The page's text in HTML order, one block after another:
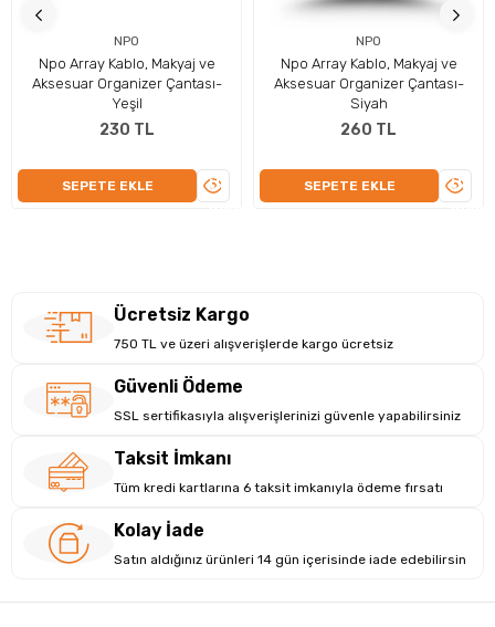
Su itici özelliği sayesinde teknolojik cihazlarınız
dahil bütün eşyalarınızı güvenle korur.
·Darbelere karşı koruyucu iç yüzeyi ile eşyalarınız
zarar görmez.
·Kaliteli ve dayanıklı fermuarı ile eşyalarınızı
güvenle korur.
25 cm x 17cm x 3,5 cm
%100 Orijinal dizayn
Su itici poliüretan plastik kaplama malzeme
Sağlam ve güvenilir kumaş
Taşıma kulpları
NPO
Npo Array Kablo, Makyaj ve
Aksesuar Organizer Çantası-
Yeşil
230 TL
SEPETE EKLE
ÜRÜNÜ
NPO
Npo Array Kablo, Makyaj ve
Aksesuar Organizer Çantası-
Siyah
260 TL
SEPETE EKLE
Ücretsiz Kargo
750 TL ve üzeri alışverişlerde kargo ücretsiz
Güvenli Ödeme
SSL sertifikasıyla alışverişlerinizi güvenle yapabilirsiniz
Taksit İmkanı
Tüm kredi kartlarına 6 taksit imkanıyla ödeme fırsatı
Kolay İade
Satın aldığınız ürünleri 14 gün içerisinde iade edebilirsin